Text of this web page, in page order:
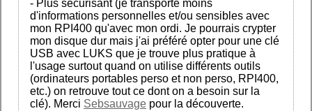
- Plus sécurisant (je transporte moins
d'informations personnelles et/ou sensibles avec
mon RPI400 qu'avec mon ordi. Je pourrais crypter
mon disque dur mais j'ai préféré opter pour une clé
USB avec LUKS que je trouve plus pratique à
l'usage surtout quand on utilise différents outils
(ordinateurs portables perso et non perso, RPI400,
etc.) on retrouve tout ce dont on a besoin sur la
clé). Merci Sebsauvage pour la découverte.